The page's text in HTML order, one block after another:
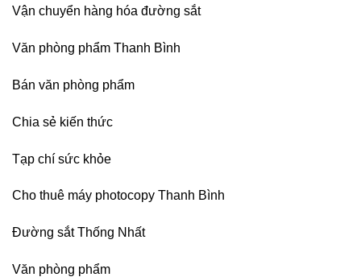
Nitto
tại
TP
Vận chuyển hàng hóa đường sắt
Văn phòng phẩm Thanh Bình
Bán văn phòng phẩm
Chia sẻ kiến thức
Tạp chí sức khỏe
Cho thuê máy photocopy Thanh Bình
Đường sắt Thống Nhất
Văn phòng phẩm